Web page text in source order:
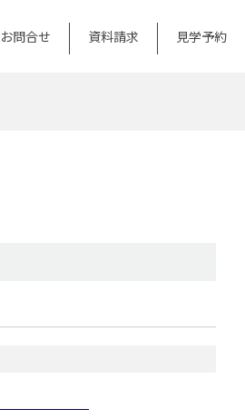
お問合せ 資料請求 見学予約